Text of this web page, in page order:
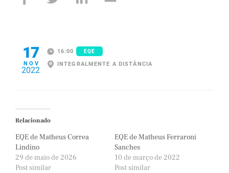
17
NOV
2022
16:00 EQE
INTEGRALMENTE A DISTÂNCIA
Relacionado
EQE de Matheus Correa
Lindino
29 de maio de 2026
Post similar
EQE de Matheus Ferraroni
Sanches
10 de março de 2022
Post similar